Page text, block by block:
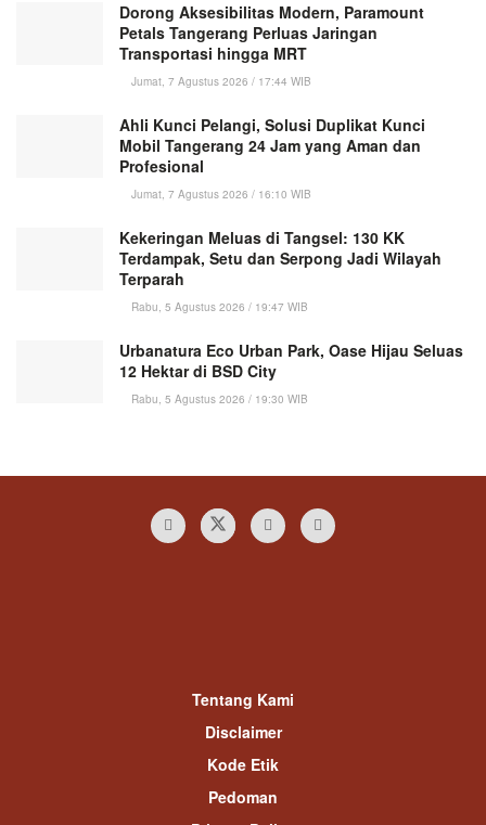
Dorong Aksesibilitas Modern, Paramount
Petals Tangerang Perluas Jaringan
Transportasi hingga MRT
Jumat, 7 Agustus 2026 / 17:44 WIB
Ahli Kunci Pelangi, Solusi Duplikat Kunci
Mobil Tangerang 24 Jam yang Aman dan
Profesional
Jumat, 7 Agustus 2026 / 16:10 WIB
Kekeringan Meluas di Tangsel: 130 KK
Terdampak, Setu dan Serpong Jadi Wilayah
Terparah
Rabu, 5 Agustus 2026 / 19:47 WIB
Urbanatura Eco Urban Park, Oase Hijau Seluas
12 Hektar di BSD City
Rabu, 5 Agustus 2026 / 19:30 WIB
Tentang Kami
Disclaimer
Kode Etik
Pedoman